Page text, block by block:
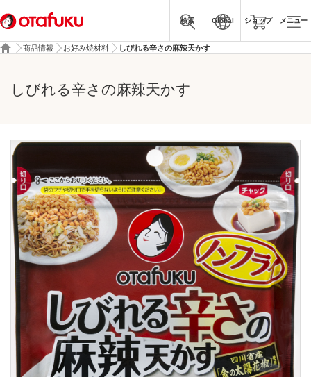
検索 Global ショップ メニュー
商品情報 お好み焼材料 しびれる辛さの麻辣天かす
しびれる辛さの麻辣天かす